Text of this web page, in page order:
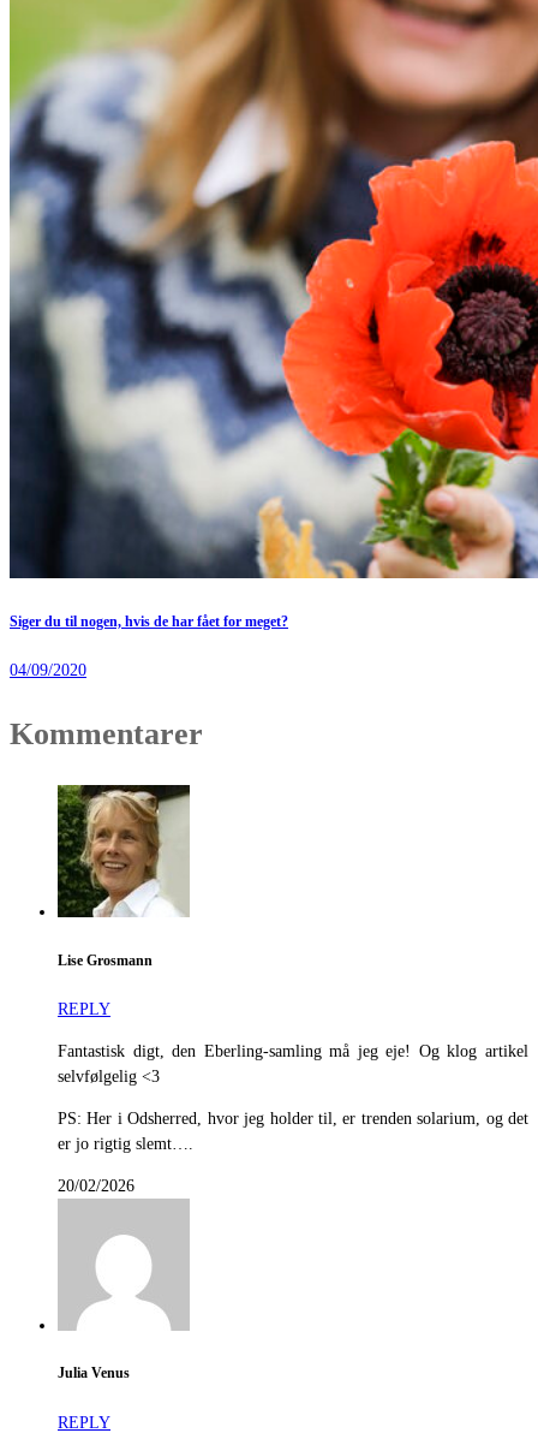
Siger du til nogen, hvis de har fået for meget?
04/09/2020
Kommentarer
Lise Grosmann
REPLY
Fantastisk digt, den Eberling-samling må jeg eje! Og klog artikel
selvfølgelig <3
PS: Her i Odsherred, hvor jeg holder til, er trenden solarium, og det
er jo rigtig slemt….
20/02/2026
Julia Venus
REPLY